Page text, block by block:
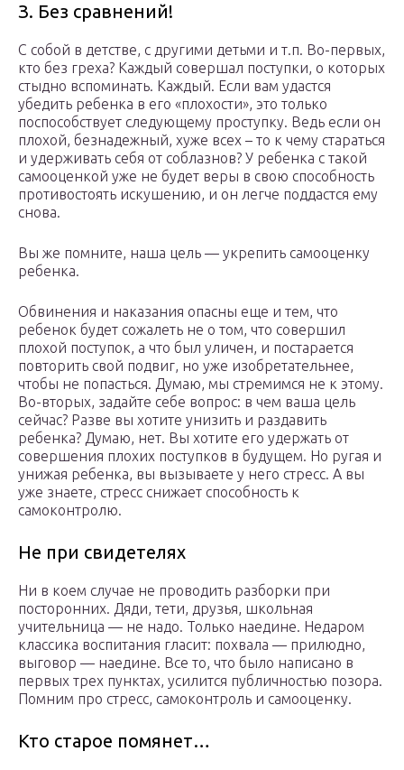
З. Без сравнений!
С собой в детстве, с другими детьми и т.п. Во-первых,
кто без греха? Каждый совершал поступки, о которых
стыдно вспоминать. Каждый. Если вам удастся
убедить ребенка в его «плохости», это только
поспособствует следующему проступку. Ведь если он
плохой, безнадежный, хуже всех – то к чему стараться
и удерживать себя от соблазнов? У ребенка с такой
самооценкой уже не будет веры в свою способность
противостоять искушению, и он легче поддастся ему
снова.
Вы же помните, наша цель — укрепить самооценку
ребенка.
Обвинения и наказания опасны еще и тем, что
ребенок будет сожалеть не о том, что совершил
плохой поступок, а что был уличен, и постарается
повторить свой подвиг, но уже изобретательнее,
чтобы не попасться. Думаю, мы стремимся не к этому.
Во-вторых, задайте себе вопрос: в чем ваша цель
сейчас? Разве вы хотите унизить и раздавить
ребенка? Думаю, нет. Вы хотите его удержать от
совершения плохих поступков в будущем. Но ругая и
унижая ребенка, вы вызываете у него стресс. А вы
уже знаете, стресс снижает способность к
самоконтролю.
Не при свидетелях
Ни в коем случае не проводить разборки при
посторонних. Дяди, тети, друзья, школьная
учительница — не надо. Только наедине. Недаром
классика воспитания гласит: похвала — прилюдно,
выговор — наедине. Все то, что было написано в
первых трех пунктах, усилится публичностью позора.
Помним про стресс, самоконтроль и самооценку.
Кто старое помянет…